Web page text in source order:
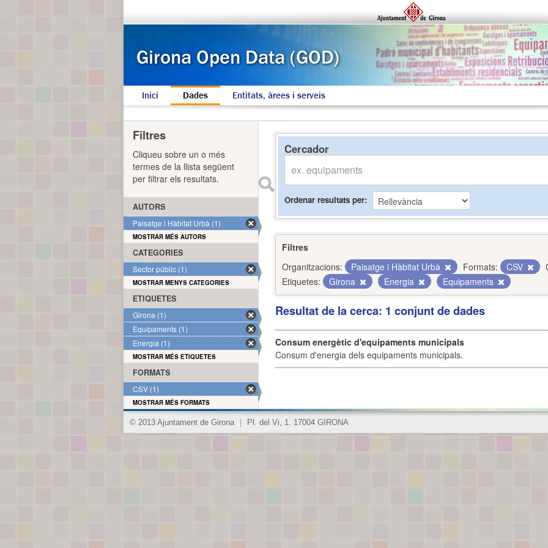
Inici Dades Entitats, àrees i serveis
Cercador
Ordenar resultats per
Filtres
Organitzacions:
Paisatge i Hàbitat Urbà Formats: CSV
Etiquetes:
Girona Energia Equipaments
Resultat de la cerca: 1 conjunt de dades
Consum energètic d'equipaments municipals
Consum d'energia dels equipaments municipals.
Filtres
Cliqueu sobre un o més
termes de la llista següent
per filtrar els resultats.
AUTORS
Paisatge i Hàbitat Urbà (1)
MOSTRAR MÉS AUTORS
CATEGORIES
Sector públic (1)
MOSTRAR MENYS CATEGORIES
ETIQUETES
Girona (1)
Equipaments (1)
Energia (1)
MOSTRAR MÉS ETIQUETES
FORMATS
CSV (1)
MOSTRAR MÉS FORMATS
© 2013 Ajuntament de Girona Pl. del Vi, 1. 17004 GIRONA